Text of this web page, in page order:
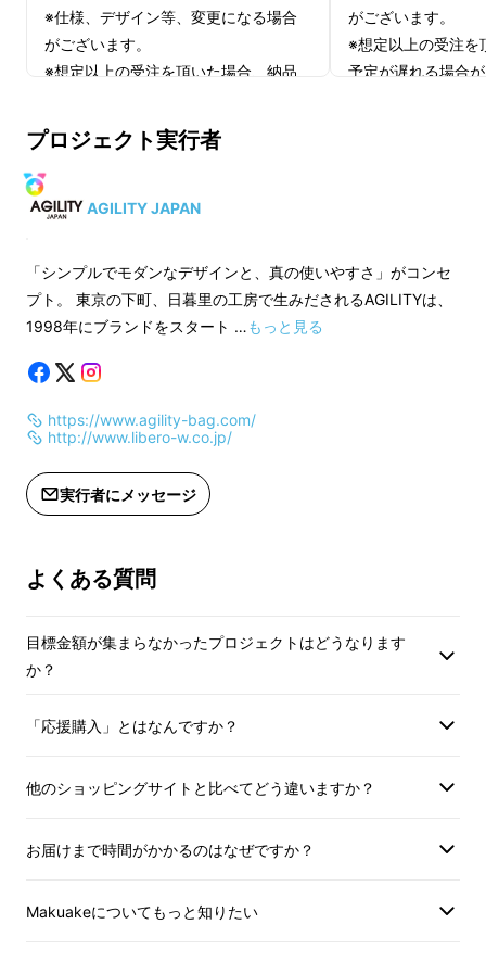
ない薄いバッグ
にしたことがある、電車内のバッグマナー問
※仕様、デザイン等、変更になる場合
がございます。
※想定以上の受注を頂いた場合、納品
※モニター上の色合いと実際の革色が
異なる場合がございます。
※革はその時のロットごとに風合いが
異なる為、色合いが変わります。
発送のスタートを予定しております。
がございます。
※想定以上の受注を
予定が遅れる場合
プロジェクト実行者
AGILITY JAPAN
「シンプルでモダンなデザインと、真の使いやすさ」がコンセ
プト。 東京の下町、日暮里の工房で生みだされるAGILITYは、
1998年にブランドをスタート …もっと見る
https://www.agility-bag.com/
http://www.libero-w.co.jp/
実行者にメッセージ
よくある質問
目標金額が集まらなかったプロジェクトはどうなります
か？
「応援購入」とはなんですか？
他のショッピングサイトと比べてどう違いますか？
お届けまで時間がかかるのはなぜですか？
Makuakeについてもっと知りたい